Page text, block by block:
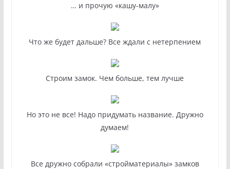
… и прочую «кашу-малу»
Что же будет дальше? Все ждали с нетерпением
Строим замок. Чем больше, тем лучше
Но это не все! Надо придумать название. Дружно
думаем!
Все дружно собрали «стройматериалы» замков